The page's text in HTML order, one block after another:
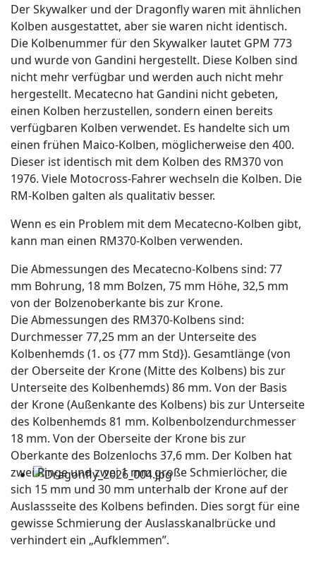
Der Skywalker und der Dragonfly waren mit ähnlichen
Kolben ausgestattet, aber sie waren nicht identisch.
Die Kolbenummer für den Skywalker lautet GPM 773
und wurde von Gandini hergestellt. Diese Kolben sind
nicht mehr verfügbar und werden auch nicht mehr
hergestellt. Mecatecno hat Gandini nicht gebeten,
einen Kolben herzustellen, sondern einen bereits
verfügbaren Kolben verwendet. Es handelte sich um
einen frühen Maico-Kolben, möglicherweise den 400.
Dieser ist identisch mit dem Kolben des RM370 von
1976. Viele Motocross-Fahrer wechseln die Kolben. Die
RM-Kolben galten als qualitativ besser.
Wenn es ein Problem mit dem Mecatecno-Kolben gibt,
kann man einen RM370-Kolben verwenden.
Die Abmessungen des Mecatecno-Kolbens sind: 77
mm Bohrung, 18 mm Bolzen, 75 mm Höhe, 32,5 mm
von der Bolzenoberkante bis zur Krone.
Die Abmessungen des RM370-Kolbens sind:
Durchmesser 77,25 mm an der Unterseite des
Kolbenhemds (1. os {77 mm Std}). Gesamtlänge (von
der Oberseite der Krone (Mitte des Kolbens) bis zur
Unterseite des Kolbenhemds) 86 mm. Von der Basis
der Krone (Außenkante des Kolbens) bis zur Unterseite
des Kolbenhemds 81 mm. Kolbenbolzendurchmesser
18 mm. Von der Oberseite der Krone bis zur
Oberkante des Bolzenlochs 37,6 mm. Der Kolben hat
zwei Ringe und zwei 1 mm große Schmierlöcher, die
sich 15 mm und 30 mm unterhalb der Krone auf der
Auslassseite des Kolbens befinden. Dies sorgt für eine
gewisse Schmierung der Auslasskanalbrücke und
verhindert ein „Aufklemmen”.